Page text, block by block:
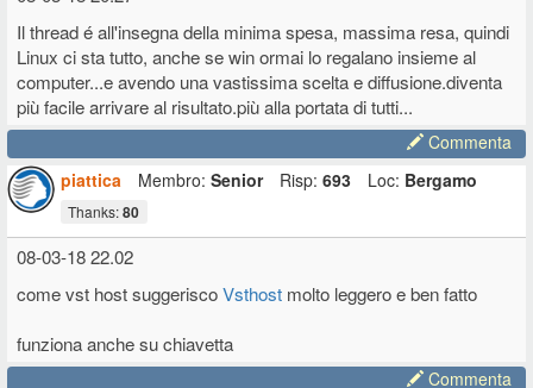
basato su una libreria chiamata mididings per cambiare al volo la
scaletta della serata e per passare velocemente da un brano all'altro.
A dire la verità, ho anche realizzato una versione hardware di
quest'ultimo che uso live con NS2 e Virus TI... una specie di Sipario
artigianale...
Il thread é all'insegna della minima spesa, massima resa, quindi
Linux ci sta tutto, anche se win ormai lo regalano insieme al
computer...e avendo una vastissima scelta e diffusione.diventa
più facile arrivare al risultato.più alla portata di tutti...
Commenta
piattica
Membro: Senior Risp: 693 Loc: Bergamo
Thanks:80
08-03-18 22.02
come vst host suggeriscoVsthost molto leggero e ben fatto
funziona anche su chiavetta
Commenta